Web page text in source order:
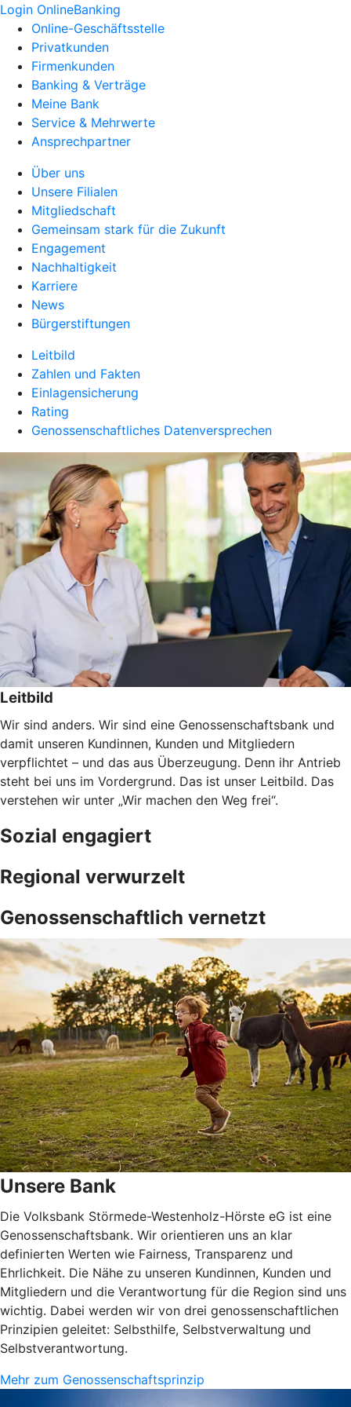
Login OnlineBanking
Online-Geschäftsstelle
Privatkunden
Firmenkunden
Banking & Verträge
Meine Bank
Service & Mehrwerte
Ansprechpartner
Über uns
Unsere Filialen
Mitgliedschaft
Gemeinsam stark für die Zukunft
Engagement
Nachhaltigkeit
Karriere
News
Bürgerstiftungen
Leitbild
Zahlen und Fakten
Einlagensicherung
Rating
Genossenschaftliches Datenversprechen
Leitbild
Wir sind anders. Wir sind eine Genossenschaftsbank und
damit unseren Kundinnen, Kunden und Mitgliedern
verpflichtet – und das aus Überzeugung. Denn ihr Antrieb
steht bei uns im Vordergrund. Das ist unser Leitbild. Das
verstehen wir unter „Wir machen den Weg frei“.
Sozial engagiert
Regional verwurzelt
Genossenschaftlich vernetzt
Unsere Bank
Die Volksbank Störmede-Westenholz-Hörste eG ist eine
Genossenschaftsbank. Wir orientieren uns an klar
definierten Werten wie Fairness, Transparenz und
Ehrlichkeit. Die Nähe zu unseren Kundinnen, Kunden und
Mitgliedern und die Verantwortung für die Region sind uns
wichtig. Dabei werden wir von drei genossenschaftlichen
Prinzipien geleitet: Selbsthilfe, Selbstverwaltung und
Selbstverantwortung.
Mehr zum Genossenschaftsprinzip